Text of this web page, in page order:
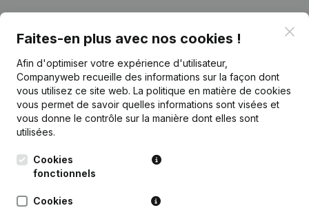
Faites-en plus avec nos cookies !
Afin d'optimiser votre expérience d'utilisateur,
Companyweb recueille des informations sur la façon dont
vous utilisez ce site web. La politique en matière de cookies
vous permet de savoir quelles informations sont visées et
vous donne le contrôle sur la manière dont elles sont
utilisées.
Cookies
fonctionnels
Cookies
Français
Leuvensesteenweg
248D,
Produit
Informations d’entreprise
Monitoring
Recherche internationale